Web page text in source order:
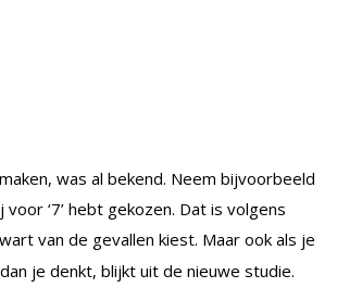
was al bekend. Neem bijvoorbeeld
‘7’ hebt gekozen. Dat is volgens
van de gevallen kiest. Maar ook als je
je denkt, blijkt uit de nieuwe studie.